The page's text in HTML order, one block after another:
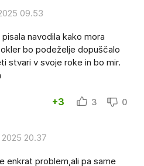
09.53
navodila kako mora
bo podeželje dopuščalo
stvari v svoje roke in bo mir.
+3 3 0
2025 20.37
enkrat problem,ali pa same